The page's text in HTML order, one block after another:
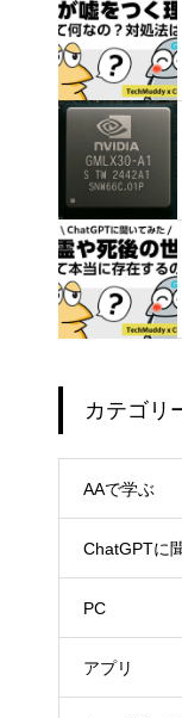
カテゴリ
AAで学ぶ
ChatGPTに
PC
アプリ